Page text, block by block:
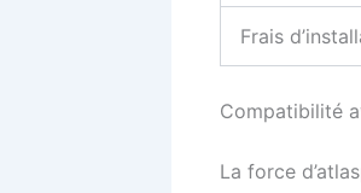
Frais
Compatibilité
La force